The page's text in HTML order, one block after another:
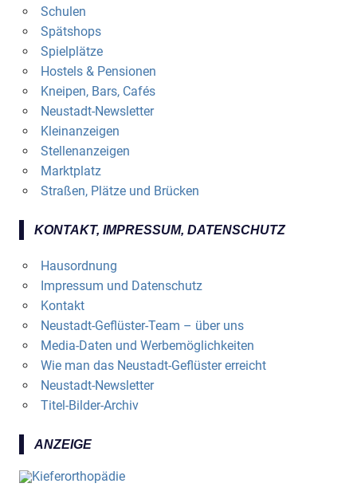
Schulen
Spätshops
Spielplätze
Hostels & Pensionen
Kneipen, Bars, Cafés
Neustadt-Newsletter
Kleinanzeigen
Stellenanzeigen
Marktplatz
Straßen, Plätze und Brücken
KONTAKT, IMPRESSUM, DATENSCHUTZ
Hausordnung
Impressum und Datenschutz
Kontakt
Neustadt-Geflüster-Team – über uns
Media-Daten und Werbemöglichkeiten
Wie man das Neustadt-Geflüster erreicht
Neustadt-Newsletter
Titel-Bilder-Archiv
ANZEIGE